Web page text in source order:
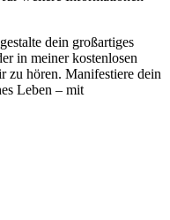
dein großartiges
in meiner kostenlosen
zu hören. Manifestiere dein
Leben – mit